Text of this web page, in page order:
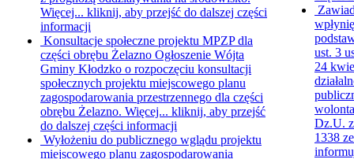
Więcej... kliknij, aby przejść do dalszej części
informacji
Konsultacje społeczne projektu MPZP dla
części obrębu Żelazno Ogłoszenie Wójta
Gminy Kłodzko o rozpoczęciu konsultacji
społecznych projektu miejscowego planu
zagospodarowania przestrzennego dla części
obrębu Żelazno. Więcej... kliknij, aby przejść
do dalszej części informacji
Wyłożeniu do publicznego wglądu projektu
miejscowego planu zagospodarowania
ust. 3
24
Dz.U.
1338